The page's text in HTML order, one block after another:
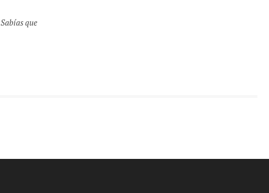
Sabías que